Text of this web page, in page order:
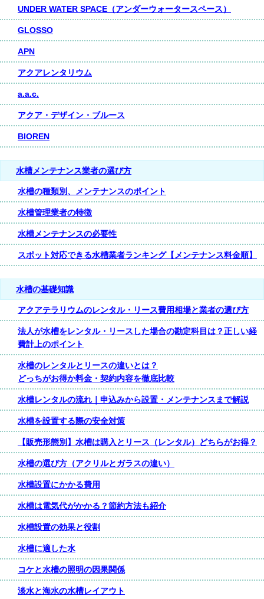
UNDER WATER SPACE（アンダーウォータースペース）
GLOSSO
APN
アクアレンタリウム
a.a.c.
アクア・デザイン・ブルース
BIOREN
水槽メンテナンス業者の選び方
水槽の種類別、メンテナンスのポイント
水槽管理業者の特徴
水槽メンテナンスの必要性
スポット対応できる水槽業者ランキング【メンテナンス料金順】
水槽の基礎知識
アクアテラリウムのレンタル・リース費用相場と業者の選び方
法人が水槽をレンタル・リースした場合の勘定科目は？正しい経
費計上のポイント
水槽のレンタルとリースの違いとは？
どっちがお得か料金・契約内容を徹底比較
水槽レンタルの流れ｜申込みから設置・メンテナンスまで解説
水槽を設置する際の安全対策
【販売形態別】水槽は購入とリース（レンタル）どちらがお得？
水槽の選び方（アクリルとガラスの違い）
水槽設置にかかる費用
水槽は電気代がかかる？節約方法も紹介
水槽設置の効果と役割
水槽に適した水
コケと水槽の照明の因果関係
淡水と海水の水槽レイアウト